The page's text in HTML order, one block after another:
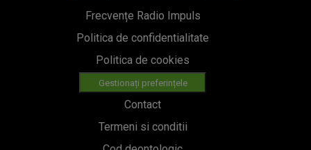
Frecvențe Radio Impuls
Politica de confidentialitate
Politica de cookies
Gestionați preferințele
Contact
Termeni si conditii